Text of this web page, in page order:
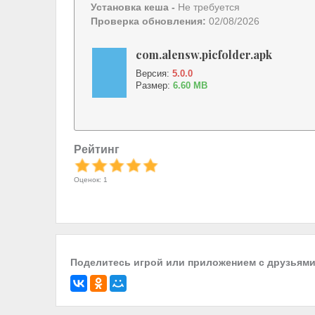
Установка кеша - Не требуется
Проверка обновления: 02/08/2026
com.alensw.picfolder.apk
Версия: 5.0.0
Размер: 6.60 MB
Рейтинг
Оценок: 1
Поделитесь игрой или приложением с друзьями